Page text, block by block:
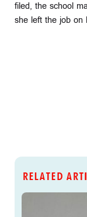
filed, the school
she left the job on
RELATED